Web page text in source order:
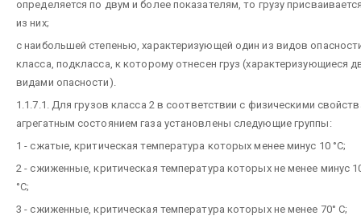
определяется по двум и более показателям, то грузу
из них;
с наибольшей степенью, характеризующей один из видов
класса, подкласса, к которому отнесен груз (характеризующиеся
видами опасности).
1.1.7.1. Для грузов класса 2 в соответствии с физическими
агрегатным состоянием газа установлены следующие группы:
1 - сжатые, критическая температура которых менее минус 10 °С;
2 - сжиженные, критическая температура которых не менее минус
°С;
3 - сжиженные, критическая температура которых не менее 70° С;